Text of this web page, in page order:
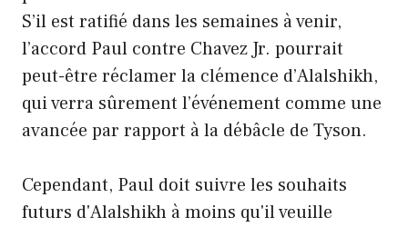
S’il est ratifié dans les semaines à venir,
l’accord Paul contre Chavez Jr. pourrait
peut-être réclamer la clémence d’Alalshikh,
qui verra sûrement l’événement comme une
avancée par rapport à la débâcle de Tyson.
Cependant, Paul doit suivre les souhaits
futurs d'Alalshikh à moins qu'il veuille